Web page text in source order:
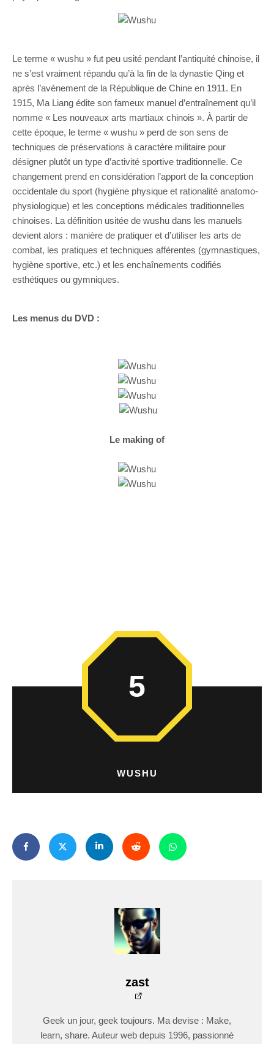
Le terme « wushu » fut peu usité pendant l’antiquité chinoise, il
ne s’est vraiment répandu qu’à la fin de la dynastie Qing et
après l’avènement de la République de Chine en 1911. En
1915, Ma Liang édite son fameux manuel d’entraînement qu’il
nomme « Les nouveaux arts martiaux chinois ». À partir de
cette époque, le terme « wushu » perd de son sens de
techniques de préservations à caractère militaire pour
désigner plutôt un type d’activité sportive traditionnelle. Ce
changement prend en considération l’apport de la conception
occidentale du sport (hygiène physique et rationalité anatomo-
physiologique) et les conceptions médicales traditionnelles
chinoises. La définition usitée de wushu dans les manuels
devient alors : manière de pratiquer et d’utiliser les arts de
combat, les pratiques et techniques afférentes (gymnastiques,
hygiène sportive, etc.) et les enchaînements codifiés
esthétiques ou gymniques.
Les menus du DVD :
Le making of
WUSHU
5
zast
Geek un jour, geek toujours. Ma devise : Make,
learn, share. Auteur web depuis 1996, passionné